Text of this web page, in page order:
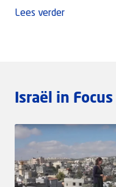
Lees verder
Israël in Focus